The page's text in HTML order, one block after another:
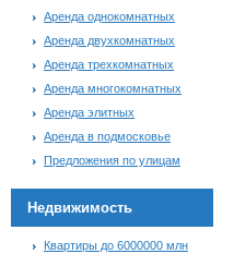
Аренда однокомнатных
Аренда двухкомнатных
Аренда трехкомнатных
Аренда многокомнатных
Аренда элитных
Аренда в подмосковье
Предложения по улицам
Недвижимость
Квартиры до 6000000 млн